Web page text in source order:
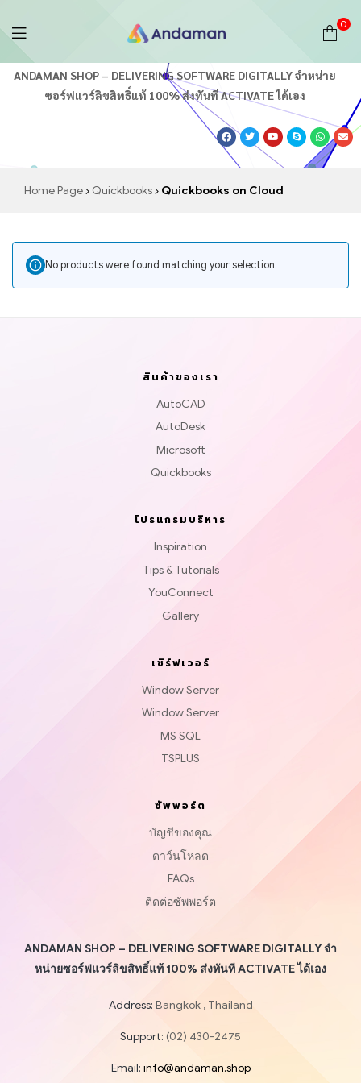
Andaman
Shop
ร้าน
ออนไลน์
0
ANDAMAN SHOP – DELIVERING SOFTWARE DIGITALLY จำหน่าย
ซอร์ฟแวร์ลิขสิทธิ์แท้ 100% ส่งทันที ACTIVATE ได้เอง
Home Page Quickbooks Quickbooks on Cloud
No products were found matching your selection.
สินค้าของเรา
AutoCAD
AutoDesk
Microsoft
Quickbooks
โปรแกรมบริหาร
Inspiration
Tips & Tutorials
YouConnect
Gallery
เซิร์ฟเวอร์
Window Server
Window Server
MS SQL
TSPLUS
ซัพพอร์ต
บัญชีของคุณ
ดาว์นโหลด
FAQs
ติดต่อซัพพอร์ต
ANDAMAN SHOP – DELIVERING SOFTWARE DIGITALLY จำ
หน่ายซอร์ฟแวร์ลิขสิทธิ์แท้ 100% ส่งทันที ACTIVATE ได้เอง
Address: Bangkok , Thailand
Support: (02) 430-2475
Email: info@andaman.shop